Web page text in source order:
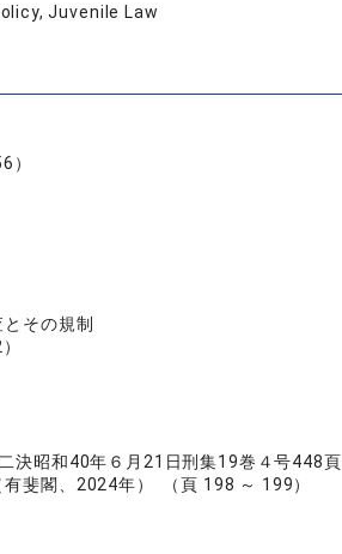
Juvenile Law
）
その規制
決昭和40年６月21日刑集19巻４号448頁
斐閣、2024年） （頁 198 ～ 199）